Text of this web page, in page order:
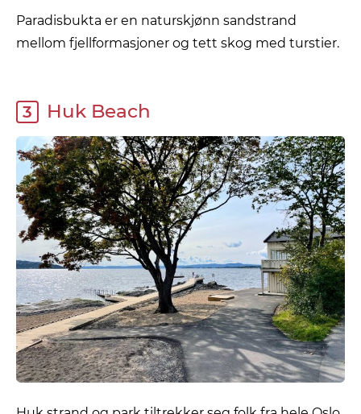
Paradisbukta er en naturskjønn sandstrand
mellom fjellformasjoner og tett skog med turstier.
3 Huk Beach